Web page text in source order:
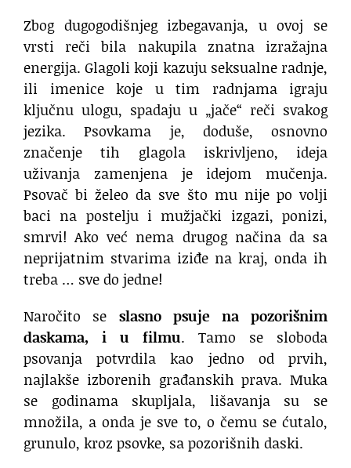
Zbog dugogodišnjeg izbegavanja, u ovoj se
vrsti reči bila nakupila znatna izražajna
energija. Glagoli koji kazuju seksualne radnje,
ili imenice koje u tim radnjama igraju
ključnu ulogu, spadaju u „jače“ reči svakog
jezika. Psovkama je, doduše, osnovno
značenje tih glagola iskrivljeno, ideja
uživanja zamenjena je idejom mučenja.
Psovač bi želeo da sve što mu nije po volji
baci na postelju i mužjački izgazi, ponizi,
smrvi! Ako već nema drugog načina da sa
neprijatnim stvarima iziđe na kraj, onda ih
treba … sve do jedne!
Naročito se slasno psuje na pozorišnim
daskama, i u filmu. Tamo se sloboda
psovanja potvrdila kao jedno od prvih,
najlakše izborenih građanskih prava. Muka
se godinama skupljala, lišavanja su se
množila, a onda je sve to, o čemu se ćutalo,
grunulo, kroz psovke, sa pozorišnih daski.